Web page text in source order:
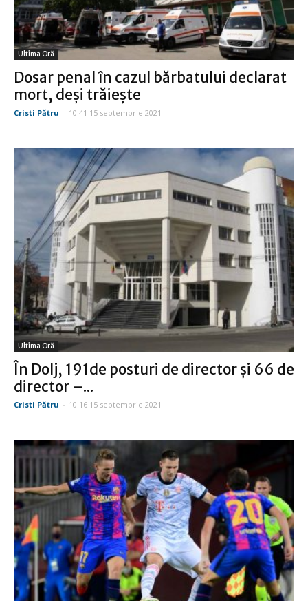
Ultima Oră
Dosar penal în cazul bărbatului declarat
mort, deşi trăieşte
Cristi Pătru - 10:41 15 septembrie 2021
Ultima Oră
În Dolj, 191de posturi de director şi 66 de
director –...
Cristi Pătru - 10:16 15 septembrie 2021